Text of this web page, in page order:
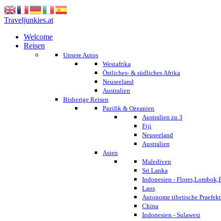
Traveljunkies.at
Welcome
Reisen
Unsere Autos
Westafrika
Östliches- & südliches Afrika
Neuseeland
Australien
Bisherige Reisen
Pazifik & Ozeanien
Australien zu 3
Fiji
Neuseeland
Australien
Asien
Malediven
Sri Lanka
Indonesien -
Laos
Autonome tibetische
China
Indonesien - Sulawesi